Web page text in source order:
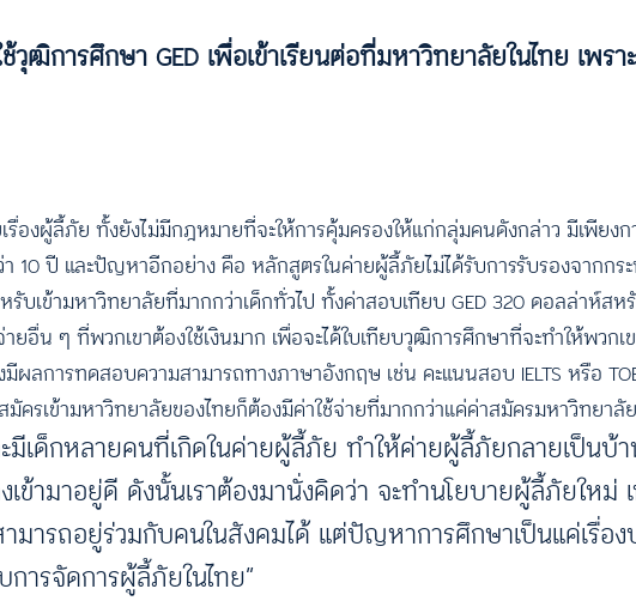
การศึกษา GED เพื่อเข้าเรียนต่อที่มหาวิทยาลัยในไทย เพรา
องผู้ลี้ภัย ทั้งยังไม่มีกฎหมายที่จะให้การคุ้มครองให้แก่กลุ่มคนดังกล่าว มีเพียงก
10 ปี และปัญหาอีกอย่าง คือ หลักสูตรในค่ายผู้ลี้ภัยไม่ได้รับการรับรองจากกร
บเข้ามหาวิทยาลัยที่มากกว่าเด็กทั่วไป ทั้งค่าสอบเทียบ GED 320 ดอลล่าห์สห
อื่น ๆ ที่พวกเขาต้องใช้เงินมาก เพื่อจะได้ใบเทียบวุฒิการศึกษาที่จะทำให้พวกเ
ลการทดสอบความสามารถทางภาษาอังกฤษ เช่น คะแนนสอบ IELTS หรือ
เข้ามหาวิทยาลัยของไทยก็ต้องมีค่าใช้จ่ายที่มากกว่าแค่ค่าสมัครมหาวิทยาลัย
เด็กหลายคนที่เกิดในค่ายผู้ลี้ภัย ทำให้ค่ายผู้ลี้ภัยกลายเป็นบ้
เข้ามาอยู่ดี ดังนั้นเราต้องมานั่งคิดว่า จะทำนโยบายผู้ลี้ภัยใหม่
มารถอยู่ร่วมกับคนในสังคมได้ แต่ปัญหาการศึกษาเป็นแค่เรื่อ
ารจัดการผู้ลี้ภัยในไทย”